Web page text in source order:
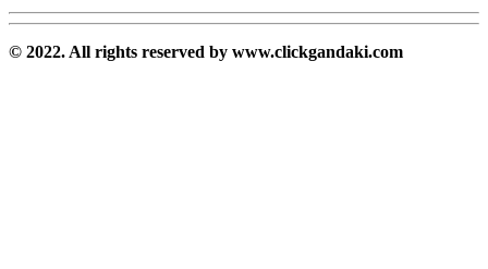
© 2022. All rights reserved by www.clickgandaki.com